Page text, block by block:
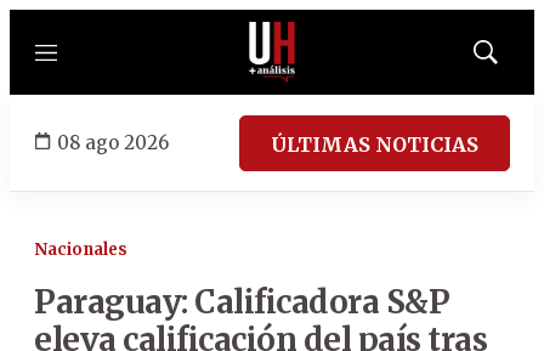
Menú
Mostrar
08 ago 2026 ÚLTIMAS NOTICIAS
Nacionales
Paraguay: Calificadora S&P
eleva calificación del país tras